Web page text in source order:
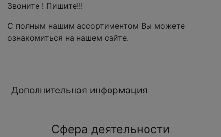
Звоните ! Пишите!!!
С полным нашим ассортиментом Вы можете
ознакомиться на нашем сайте.
Дополнительная информация
Сфера деятельности